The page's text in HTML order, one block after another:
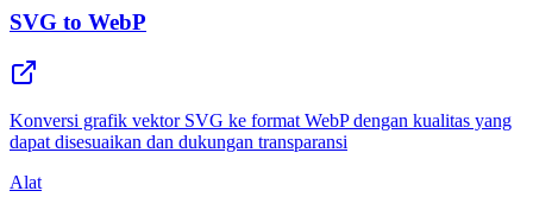
SVG to WebP
Konversi grafik vektor SVG ke format WebP dengan kualitas yang
dapat disesuaikan dan dukungan transparansi
Alat